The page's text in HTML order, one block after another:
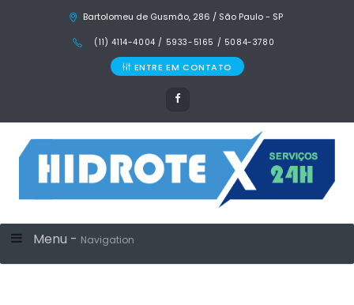
Bartolomeu de Gusmão, 286 / São Paulo - SP
(11) 4114-4004 / 5933-5165 / 5084-3780
ENTRE EM CONTATO
Menu - Navigation